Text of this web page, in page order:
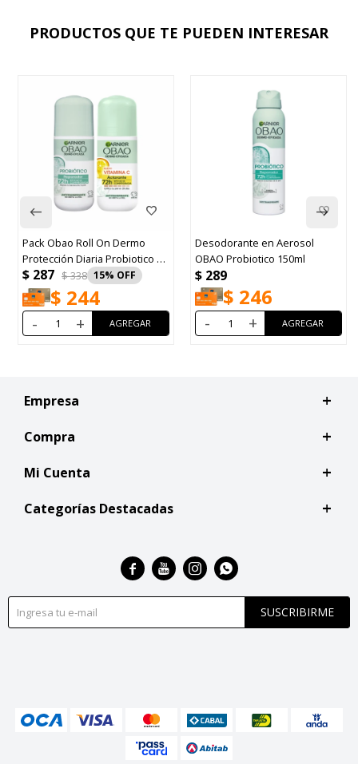
PRODUCTOS QUE TE PUEDEN INTERESAR
Pack Obao Roll On Dermo
Protección Diaria Probiotico y
Vitamina C
$ 287 $338 15
$ 244
- +
Desodorante en Aerosol
OBAO Probiotico 150ml
$ 289
$ 246
- +
Empresa
Compra
Mi Cuenta
Categorías Destacadas
SUSCRIBIRME
   